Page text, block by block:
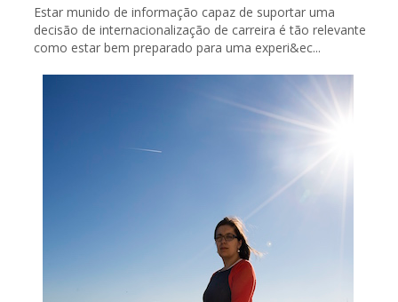
Estar munido de informação capaz de suportar uma
decisão de internacionalização de carreira é tão relevante
como estar bem preparado para uma experi&ec...